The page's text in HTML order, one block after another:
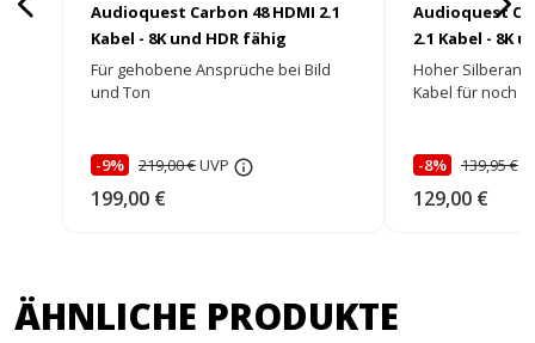
Audioquest Carbon 48 HDMI 2.1
Kabel - 8K und HDR fähig
Für gehobene Ansprüche bei Bild
und Ton
-9% 219,00 €UVP
199,00 €
Audioquest
2.1 Kabel - 8K
Hoher
Kabel für noch
-8% 139,95 €
129,00 €
ÄHNLICHE PRODUKTE